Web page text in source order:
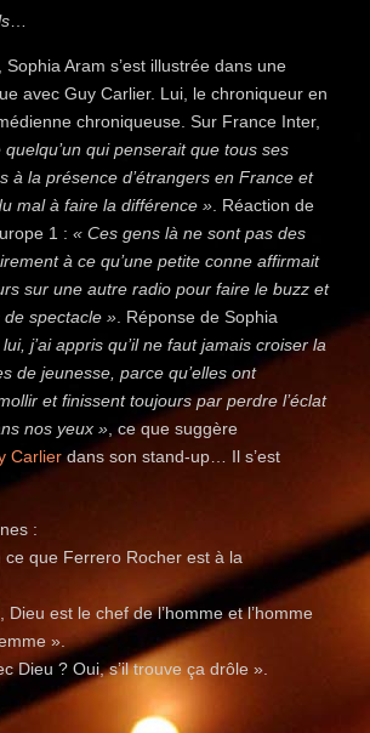
Aram s’est illustrée dans une
avec Guy Carlier. Lui, le chroniqueur en
chroniqueuse. Sur France Inter,
quelqu’un qui penserait que tous ses
à la présence d’étrangers en France et
mal à faire la différence » . Réaction de
1 :« Ces gens là ne sont pas des
à ce qu’une petite conne affirmait
sur une autre radio pour faire le buzz et
spectacle » . Réponse de Sophia
j’ai appris qu’il ne faut jamais croiser la
de jeunesse, parce qu’elles ont
et finissent toujours par perdre l’éclat
nos yeux » , ce que suggère
Carlier dans son stand-up… Il s’est
:
ce que Ferrero Rocher est à la
Dieu est le chef de l’homme et l’homme
».
Dieu ? Oui, s’il trouve ça drôle ».